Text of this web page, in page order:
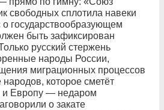
свободных сплотила навеки
о государствообразующем
быть зафиксирован
русский стержень
народы России,
миграционных процессов
которое сметёт
и Европу — недаром
о закате